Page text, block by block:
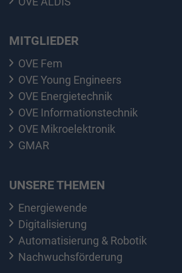
MITGLIEDER
OVE Fem
OVE Young Engineers
OVE Energietechnik
OVE Informationstechnik
OVE Mikroelektronik
GMAR
UNSERE THEMEN
Energiewende
Digitalisierung
Automatisierung & Robotik
Nachwuchsförderung